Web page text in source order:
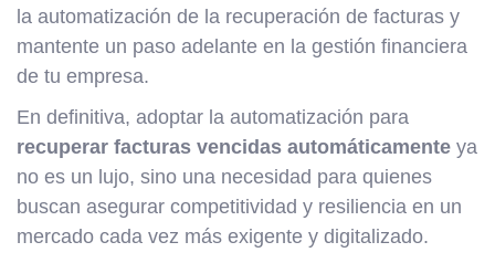
la automatización de la recuperación de facturas y
mantente un paso adelante en la gestión financiera
de tu empresa.
En definitiva, adoptar la automatización para
recuperar facturas vencidas automáticamente ya
no es un lujo, sino una necesidad para quienes
buscan asegurar competitividad y resiliencia en un
mercado cada vez más exigente y digitalizado.